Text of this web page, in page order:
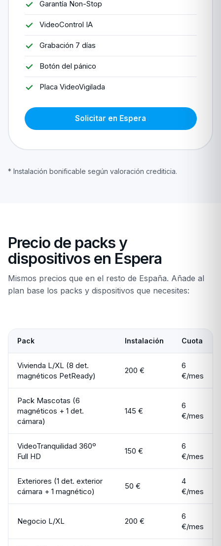
Garantía Non-Stop
VideoControl IA
Grabación 7 días
Botón del pánico
Placa VideoVigilada
Solicitar en Espera
* Instalación bonificable según valoración crediticia.
Precio de packs y
dispositivos en Espera
Mismos precios que en el resto de España. Añade al
plan base los packs y dispositivos que necesites:
Pack Instalación Cuota
Vivienda L/XL (8 det.
magnéticos PetReady)
200 €
6
€/mes
Pack Mascotas (6
magnéticos + 1 det.
cámara)
145 €
6
€/mes
VideoTranquilidad 360º
Full HD
150 €
6
€/mes
Exteriores (1 det. exterior
cámara + 1 magnético)
50 €
4
€/mes
Negocio L/XL 200 €
6
€/mes